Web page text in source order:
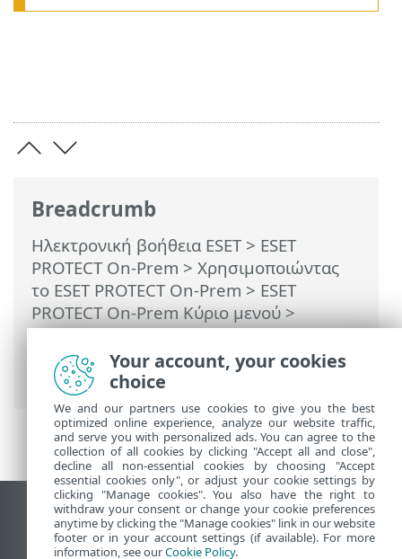
Breadcrumb
Ηλεκτρονική βοήθεια ESET> ESET
PROTECT On-Prem > Χρησιμοποιώντας
το ESET PROTECT On-Prem > ESET
PROTECT On-Prem Κύριο μενού>
Περισσότερα>Πιστοποιητικά>Αρχές
έκδοσης πιστοποιητικού > Εξαγωγή
δημόσιου κλειδιού
Προβολή ιστότοπου επιφάνειας εργασίας
End of Life
Your account, your cookies
choice
We and our partners use cookies to give you the best
optimized online experience, analyze our website traffic,
and serve you with personalized ads. You can agree to the
collection of all cookies by clicking "Accept all and close",
decline all non-essential cookies by choosing "Accept
essential cookies only", or adjust your cookie settings by
clicking "Manage cookies". You also have the right to
withdraw your consent or change your cookie preferences
anytime by clicking the "Manage cookies" link in our website
footer or in your account settings (if available). For more
information, see ourCookie Policy.